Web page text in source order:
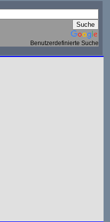
Benutzerdefinierte Suche